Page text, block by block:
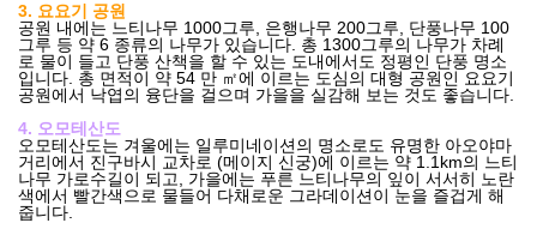
3. 요요기 공원
공원 내에는 느티나무 1000그루, 은행나무 200그루, 단풍나무 100
그루 등 약 6 종류의 나무가 있습니다. 총 1300그루의 나무가 차례
로 물이 들고 단풍 산책을 할 수 있는 도내에서도 정평인 단풍 명소
입니다. 총 면적이 약 54 만 ㎡에 이르는 도심의 대형 공원인 요요기
공원에서 낙엽의 융단을 걸으며 가을을 실감해 보는 것도 좋습니다.
4. 오모테산도
오모테산도는 겨울에는 일루미네이션의 명소로도 유명한 아오야마
거리에서 진구바시 교차로 (메이지 신궁)에 이르는 약 1.1km의 느티
나무 가로수길이 되고, 가을에는 푸른 느티나무의 잎이 서서히 노란
색에서 빨간색으로 물들어 다채로운 그라데이션이 눈을 즐겁게 해
줍니다.